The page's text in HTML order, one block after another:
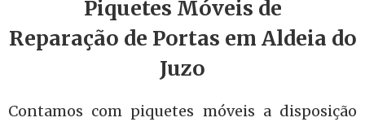
Piquetes Móveis de
Reparação de Portas em Aldeia do
Juzo
Contamos com piquetes móveis a disposição